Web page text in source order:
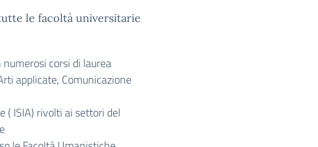
le facoltà universitarie
corsi di laurea
applicate, Comunicazione
( ISIA) rivolti ai settori del